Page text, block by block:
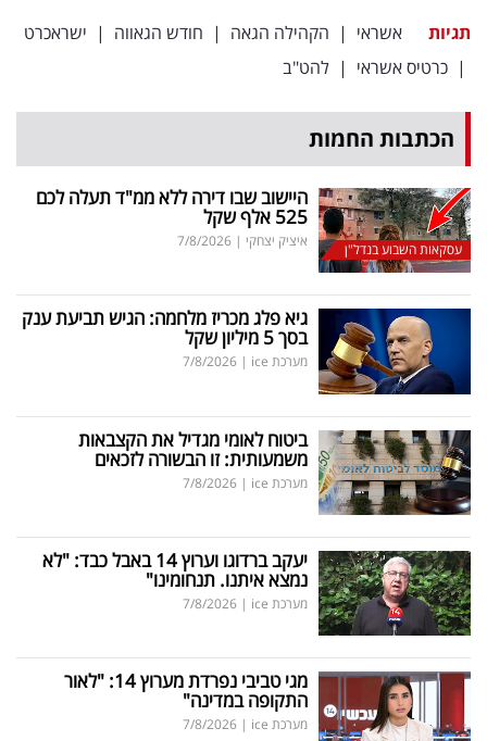
תגיות אשראי | הקהילה הגאה | חודש הגאווה | ישראכרט
| כרטיס אשראי | להט"ב
הכתבות החמות
עסקאות השבוע בנדל"ן
היישוב שבו דירה ללא ממ"ד תעלה לכם
525 אלף שקל
איציק יצחקי |
7/8/2026
גיא פלג מכריז מלחמה: הגיש תביעת ענק
בסך 5 מיליון שקל
מערכת ice |
7/8/2026
ביטוח לאומי מגדיל את הקצבאות
משמעותית: זו הבשורה לזכאים
מערכת ice |
7/8/2026
יעקב ברדוגו וערוץ 14 באבל כבד: "לא
נמצא איתנו. תנחומינו"
מערכת ice |
7/8/2026
מגי טביבי נפרדת מערוץ 14: "לאור
התקופה במדינה"
מערכת ice |
7/8/2026